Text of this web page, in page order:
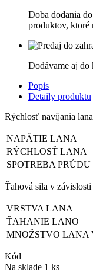
Doba dodania
produktov, ktoré
Dodávame aj do
Popis
Detaily produktu
Rýchlosť navíjania
NAPÄTIE LANA
RÝCHLOSŤ LANA
SPOTREBA PRÚDU
Ťahová sila v
VRSTVA LANA
ŤAHANIE LANO
MNOŽSTVO LANA
Kód
Na sklade 1 ks